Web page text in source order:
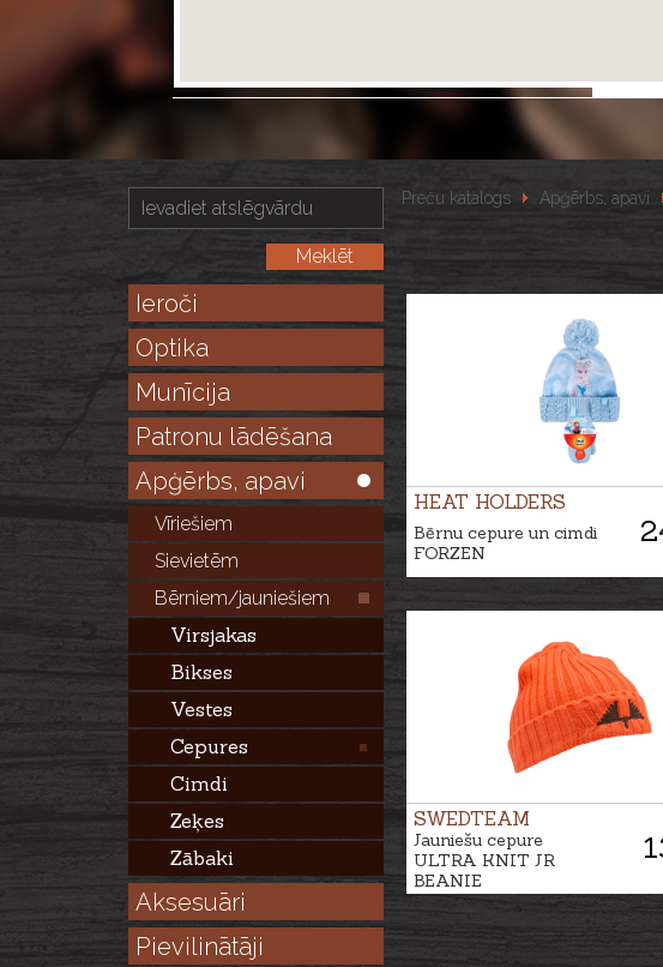
Ieroči
Optika
Munīcija
Patronu lādēšana
Apģērbs, apavi
Vīriešiem
Sievietēm
Bērniem/jauniešiem
Virsjakas
Bikses
Vestes
Cepures
Cimdi
Zeķes
Zābaki
Aksesuāri
Pievilinātāji
Preču katalogs Apģērbs, apavi
HEAT HOLDERS
Bērnu cepure un cimdi
FORZEN
SWEDTEAM
Jauniešu cepure
ULTRA KNIT JR
BEANIE